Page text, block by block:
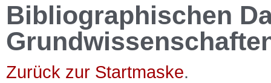
Bibliographischen
Zurück zur Startmaske.